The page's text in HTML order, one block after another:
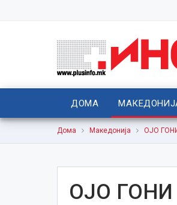
ДОМА
Дома Македонија ОЈО
ОЈО